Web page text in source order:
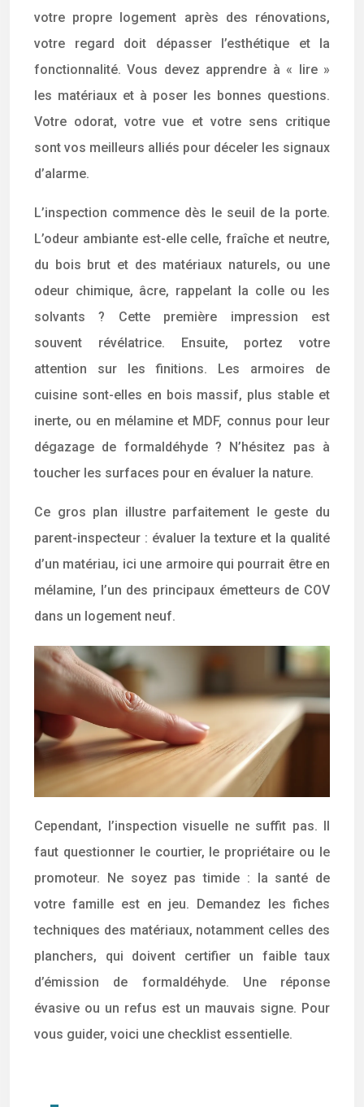
votre propre logement après des rénovations,
votre regard doit dépasser l’esthétique et la
fonctionnalité. Vous devez apprendre à « lire »
les matériaux et à poser les bonnes questions.
Votre odorat, votre vue et votre sens critique
sont vos meilleurs alliés pour déceler les signaux
d’alarme.
L’inspection commence dès le seuil de la porte.
L’odeur ambiante est-elle celle, fraîche et neutre,
du bois brut et des matériaux naturels, ou une
odeur chimique, âcre, rappelant la colle ou les
solvants ? Cette première impression est
souvent révélatrice. Ensuite, portez votre
attention sur les finitions. Les armoires de
cuisine sont-elles en bois massif, plus stable et
inerte, ou en mélamine et MDF, connus pour leur
dégazage de formaldéhyde ? N’hésitez pas à
toucher les surfaces pour en évaluer la nature.
Ce gros plan illustre parfaitement le geste du
parent-inspecteur : évaluer la texture et la qualité
d’un matériau, ici une armoire qui pourrait être en
mélamine, l’un des principaux émetteurs de COV
dans un logement neuf.
Cependant, l’inspection visuelle ne suffit pas. Il
faut questionner le courtier, le propriétaire ou le
promoteur. Ne soyez pas timide : la santé de
votre famille est en jeu. Demandez les fiches
techniques des matériaux, notamment celles des
planchers, qui doivent certifier un faible taux
d’émission de formaldéhyde. Une réponse
évasive ou un refus est un mauvais signe. Pour
vous guider, voici une checklist essentielle.